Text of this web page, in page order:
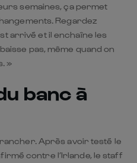
semaines, ça permet
Regardez
arrivé et il enchaîne les
pas, même quand on
»
banc à
Après avoir testé le
contre l’Irlande, le staff